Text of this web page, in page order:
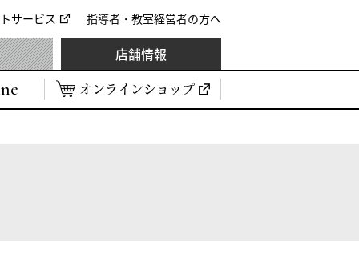
サービス 指導者・教室経営者の方へ
オンラインショップ
店舗情報